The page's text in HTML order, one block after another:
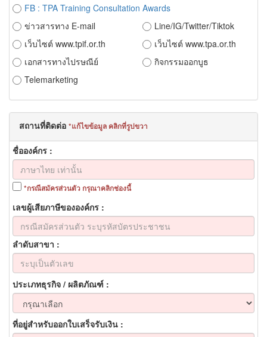
FB : TPA Training Consultation Awards
ข่าวสารทาง E-mail
Line/IG/Twitter/Tiktok
เว็บไซต์ www.tpif.or.th
เว็บไซต์ www.tpa.or.th
เอกสารทางไปรษณีย์
กิจกรรมออกบูธ
Telemarketing
สถานที่ติดต่อ แก้ไขข้อมูล คลิกที่รูปขวา
ชื่อองค์กร
กรณีสมัครส่วนตัว กรุณาคลิกช่องนี้
เลขผู้เสียภาษีขององค์กร
ลำดับสาขา
ประเภทธุรกิจ / ผลิตภัณฑ์
ที่อยู่สำหรับออกใบเสร็จรับเงิน